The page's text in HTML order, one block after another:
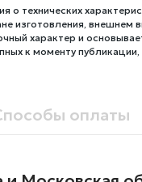
о технических
изготовления, внешнем
характер и
к моменту публикации,
оплаты